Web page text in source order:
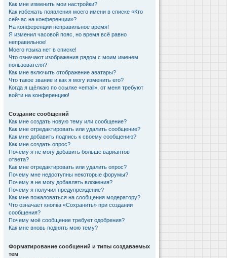
Как мне изменить мои настройки?
Как избежать появления моего имени в списке «Кто
сейчас на конференции»?
На конференции неправильное время!
Я изменил часовой пояс, но время всё равно
неправильное!
Моего языка нет в списке!
Что означают изображения рядом с моим именем
пользователя?
Как мне включить отображение аватары?
Что такое звание и как я могу изменить его?
Когда я щёлкаю по ссылке «email», от меня требуют
войти на конференцию!
Создание сообщений
Как мне создать новую тему или сообщение?
Как мне отредактировать или удалить сообщение?
Как мне добавить подпись к своему сообщению?
Как мне создать опрос?
Почему я не могу добавить больше вариантов
ответа?
Как мне отредактировать или удалить опрос?
Почему мне недоступны некоторые форумы?
Почему я не могу добавлять вложения?
Почему я получил предупреждение?
Как мне пожаловаться на сообщения модератору?
Что означает кнопка «Сохранить» при создании
сообщения?
Почему моё сообщение требует одобрения?
Как мне вновь поднять мою тему?
Форматирование сообщений и типы создаваемых
тем